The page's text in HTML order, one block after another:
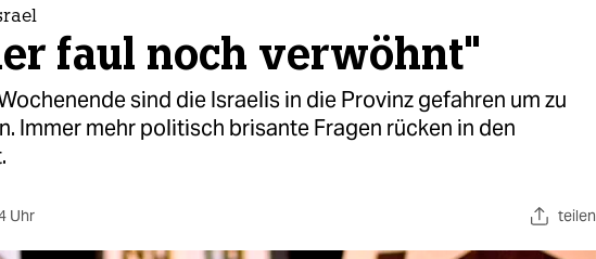
faul noch verwöhnt"
sind die Israelis in die Provinz gefahren um zu
Immer mehr politisch brisante Fragen rücken in den
Uhr teilen